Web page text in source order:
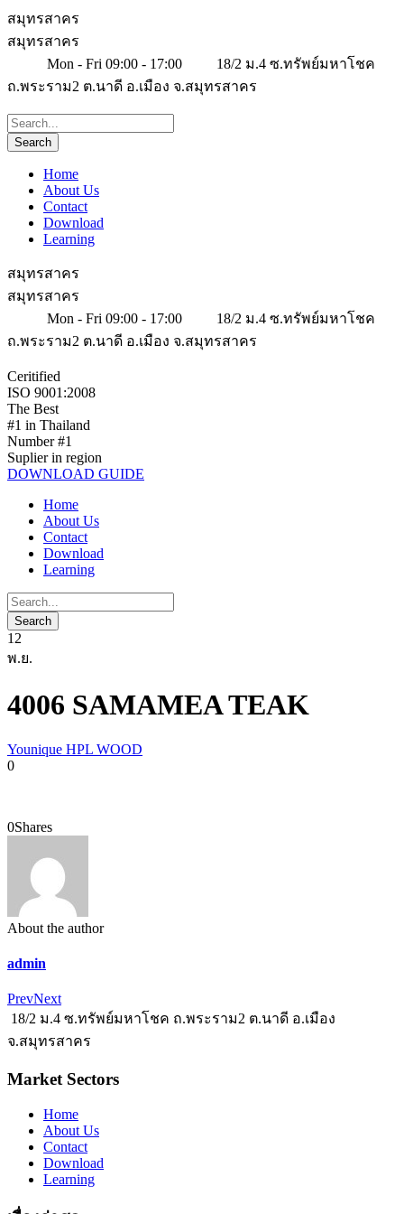
สมุทรสาคร
สมุทรสาคร
Mon - Fri 09:00 - 17:00
18/2 ม.4 ซ.ทรัพย์มหาโชค
ถ.พระราม2 ต.นาดี อ.เมือง จ.สมุทรสาคร
Home
About Us
Contact
Download
Learning
สมุทรสาคร
สมุทรสาคร
Mon - Fri 09:00 - 17:00
18/2 ม.4 ซ.ทรัพย์มหาโชค
ถ.พระราม2 ต.นาดี อ.เมือง จ.สมุทรสาคร
Ceritified
ISO 9001:2008
The Best
#1 in Thailand
Number #1
Suplier in region
DOWNLOAD GUIDE
Home
About Us
Contact
Download
Learning
12
พ.ย.
4006 SAMAMEA TEAK
Younique HPL WOOD
0
0Shares
About the author
admin
PrevNext
18/2 ม.4 ซ.ทรัพย์มหาโชค ถ.พระราม2 ต.นาดี อ.เมือง
จ.สมุทรสาคร
Market Sectors
Home
About Us
Contact
Download
Learning